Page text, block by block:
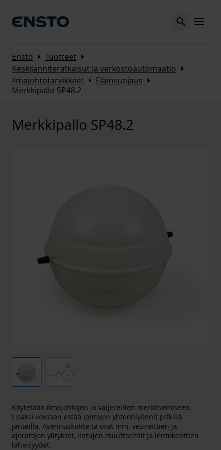
Search MENU
Ensto Arrow_right Tuotteet Arrow_right
Keskijänniteratkaisut ja verkostoautomaatio Arrow_right
Ilmajohtotarvikkeet Arrow_right Eläinsuojaus Arrow_right
Merkkipallo SP48.2
Merkkipallo SP48.2
Käytetään ilmajohtojen ja vaijereiden merkitsemiseen.
Lisäksi voidaan estää johtojen yhteenlyönnit pitkillä
jänteillä. Asennuskohteita ovat mm. vesireittien ja
ajoratojen ylitykset, lintujen muuttoreitit ja lentokenttien
läheisyydet.